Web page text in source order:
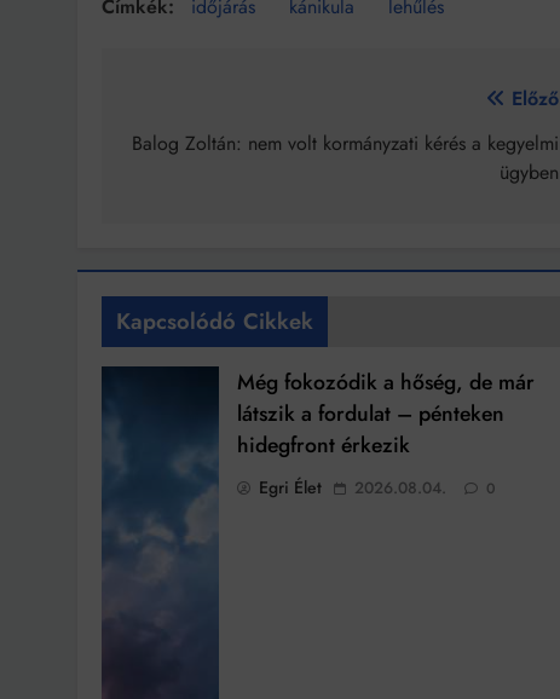
időjárás kánikula lehűlés
navigáció
Előző
Balog Zoltán: nem volt kormányzati kérés a kegyelmi
ügyben
Kapcsolódó Cikkek
Még fokozódik a hőség, de már
látszik a fordulat – pénteken
hidegfront érkezik
Egri Élet 2026.08.04. 0